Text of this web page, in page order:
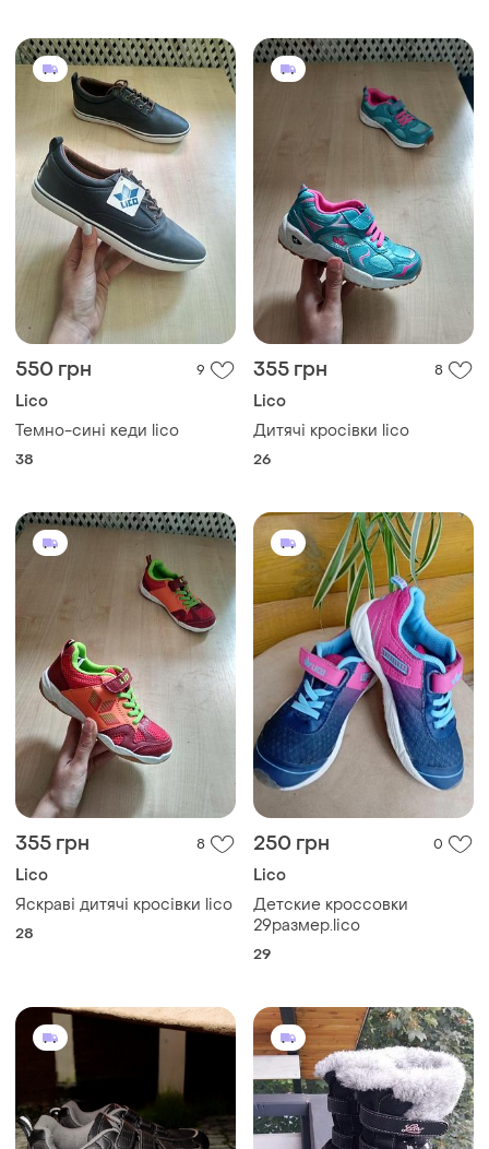
550 грн 9
Lico
Темно-сині кеди lico
38
355 грн 8
Lico
Дитячі кросівки lico
26
355 грн 8
Lico
Яскраві дитячі кросівки lico
28
250 грн 0
Lico
Детские кроссовки
29размер.lico
29